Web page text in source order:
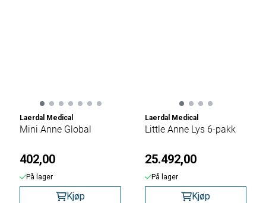
Laerdal Medical
Mini Anne Global
402,00
På lager
Kjøp
Laerdal Medical
Little Anne Lys 6-pakk
25.492,00
På lager
Kjøp